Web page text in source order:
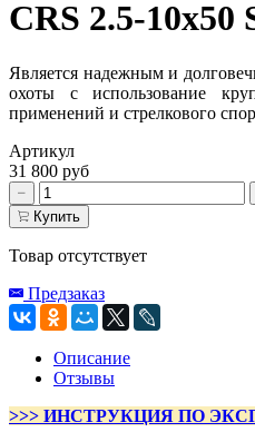
CRS 2.5-10x50
Является надежным и
охоты с использование
применений и стрелкового
Артикул
31 800 руб
Купить
Товар отсутствует
Предзаказ
Описание
Отзывы
>>> ИНСТРУКЦИЯ ПО